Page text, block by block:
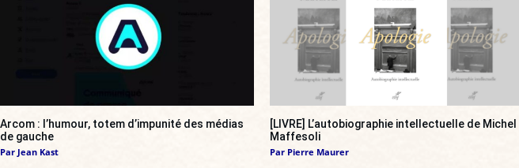
Arcom : l’humour, totem d’impunité des médias
de gauche
Par Jean Kast
[LIVRE] L’autobiographie intellectuelle de Michel
Maffesoli
Par Pierre Maurer